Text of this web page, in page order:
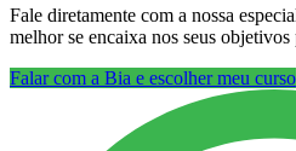
Fale diretamente com a nossa
melhor se encaixa nos seus
Falar com a Bia e escolher meu curso